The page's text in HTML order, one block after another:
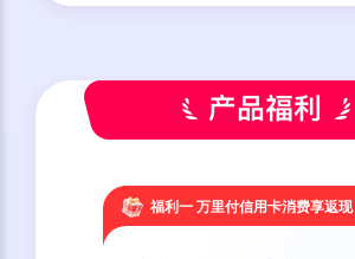
福利一 万里付信用卡消费享返现